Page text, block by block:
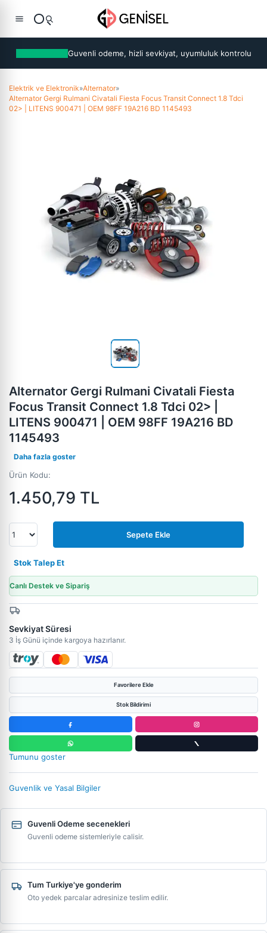
Guvenli odeme, hizli sevkiyat, uyumluluk kontrolu
Elektrik ve Elektronik»Alternator»
Alternator Gergi Rulmani Civatali Fiesta Focus Transit Connect 1.8 Tdci
02> | LITENS 900471 | OEM 98FF 19A216 BD 1145493
Alternator Gergi Rulmani Civatali Fiesta
Focus Transit Connect 1.8 Tdci 02> |
LITENS 900471 | OEM 98FF 19A216 BD
1145493
Daha fazla goster
Ürün Kodu:
1.450,79 TL
Sepete Ekle
Stok Talep Et
Canlı Destek ve Sipariş
Sevkiyat Süresi
3 İş Günü içinde kargoya hazırlanır.
Favorilere Ekle
Stok Bildirimi
Tumunu goster
Guvenlik ve Yasal Bilgiler
Guvenli Odeme secenekleri
Guvenli odeme sistemleriyle calisir.
Tum Turkiye'ye gonderim
Oto yedek parcalar adresinize teslim edilir.